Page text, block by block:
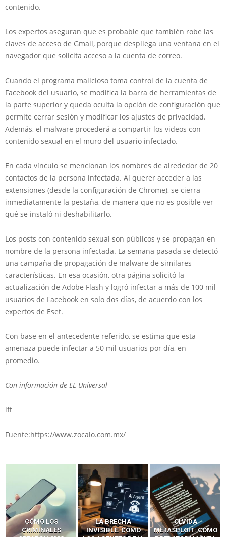
contenido.
Los expertos aseguran que es probable que también robe las
claves de acceso de Gmail, porque despliega una ventana en el
navegador que solicita acceso a la cuenta de correo.
Cuando el programa malicioso toma control de la cuenta de
Facebook del usuario, se modifica la barra de herramientas de
la parte superior y queda oculta la opción de configuración que
permite cerrar sesión y modificar los ajustes de privacidad.
Además, el malware procederá a compartir los videos con
contenido sexual en el muro del usuario infectado.
En cada vínculo se mencionan los nombres de alrededor de 20
contactos de la persona infectada. Al querer acceder a las
extensiones (desde la configuración de Chrome), se cierra
inmediatamente la pestaña, de manera que no es posible ver
qué se instaló ni deshabilitarlo.
Los posts con contenido sexual son públicos y se propagan en
nombre de la persona infectada. La semana pasada se detectó
una campaña de propagación de malware de similares
características. En esa ocasión, otra página solicitó la
actualización de Adobe Flash y logró infectar a más de 100 mil
usuarios de Facebook en solo dos días, de acuerdo con los
expertos de Eset.
Con base en el antecedente referido, se estima que esta
amenaza puede infectar a 50 mil usuarios por día, en
promedio.
Con información de EL Universal
lff
Fuente:https://www.zocalo.com.mx/
LA BRECHA
INVISIBLE: CÓMO
OLVIDA
METASPLOIT: CÓMO
CÓMO LOS HACKERS
INTERCEPTAN OTPS